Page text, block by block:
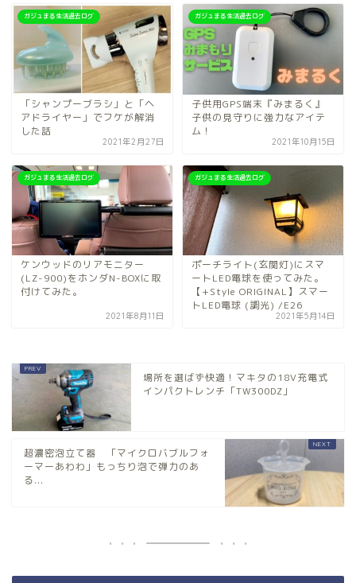
ガジュまる生活過去ログ
「シャンプーブラシ」と「ヘ
アドライヤー」でフケが解消
した話
2021年2月27日
ガジュまる生活過去ログ
子供用GPS端末『みまるく』
子供の見守りに強力なアイテ
ム！
2021年10月15日
ガジュまる生活過去ログ
ケンウッドのリアモニター
(LZ-900)をホンダN-BOXに取
付けてみた。
2021年8月11日
ガジュまる生活過去ログ
ポーチライト(玄関灯)にスマ
ートLED電球を使ってみた。
【+Style ORIGINAL】スマー
トLED電球 (調光) /E26
2021年5月14日
場所を選ばず快適！マキタの18V充電式
インパクトレンチ「TW300DZ」
超濃密泡立て器 「マイクロバブルフォ
ーマーあわわ」もっちり泡で弾力のあ
る...